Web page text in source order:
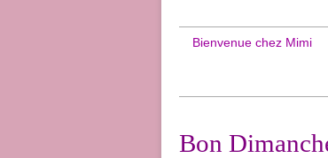
Bienvenue chez Mimi
Bon